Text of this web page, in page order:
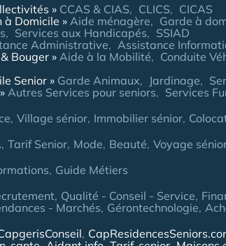
CCAS & CIAS CLICS
CICAS
à Domicile
Aide ménagère Garde à
Services aux Handicapés
SSIAD
Administrative Assistance
Bouger
Aide à la Mobilité Conduite
Senior
Garde Animaux Jardinage
Autres Services pour seniors
Services
Village sénior Immobilier sénior
Tarif Senior Mode Beauté Voyage
Guide Métiers
Qualité - Conseil - Service
- Marchés Gérontechnologie